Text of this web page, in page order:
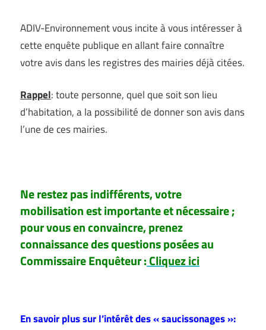
ADIV-Environnement vous incite à vous intéresser à
cette enquête publique en allant faire connaître
votre avis dans les registres des mairies déjà citées.
Rappel: toute personne, quel que soit son lieu
d’habitation, a la possibilité de donner son avis dans
l’une de ces mairies.
Ne restez pas indifférents, votre
mobilisation est importante et nécessaire ;
pour vous en convaincre, prenez
connaissance des questions posées au
Commissaire Enquêteur :Cliquez ici
En savoir plus sur l’intérêt des « saucissonages »: